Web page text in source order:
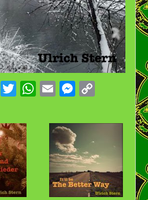
Facebook
Twitter
WhatsApp
Email